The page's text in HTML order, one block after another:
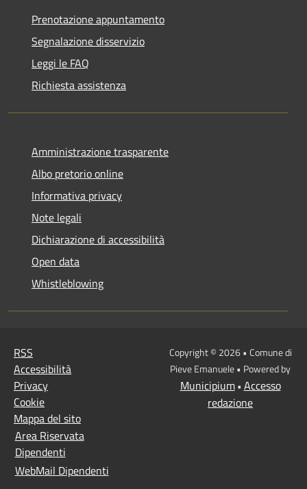
Prenotazione appuntamento
Segnalazione disservizio
Leggi le FAQ
Richiesta assistenza
Amministrazione trasparente
Albo pretorio online
Informativa privacy
Note legali
Dichiarazione di accessibilità
Open data
Whistleblowing
RSS
Accessibilità
Privacy
Cookie
Mappa del sito
Area Riservata
Dipendenti
WebMail Dipendenti
Copyright © 2026 • Comune di
Pieve Emanuele • Powered by
Municipium• Accesso
redazione